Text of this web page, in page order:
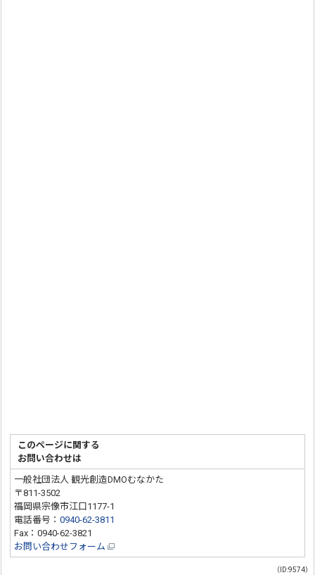
このページに関する
お問い合わせは
一般社団法人 観光創造DMOむなかた
〒811-3502
福岡県宗像市江口1177-1
電話番号：0940-62-3811
Fax：0940-62-3821
お問い合わせフォーム
（ID:9574）